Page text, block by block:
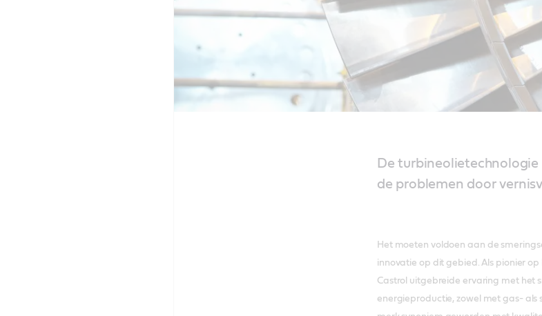
De
de problemen door
Het moeten voldoen aan de
innovatie op dit gebied. Als pionier
Castrol uitgebreide ervaring met het
energieproductie, zowel met gas- als